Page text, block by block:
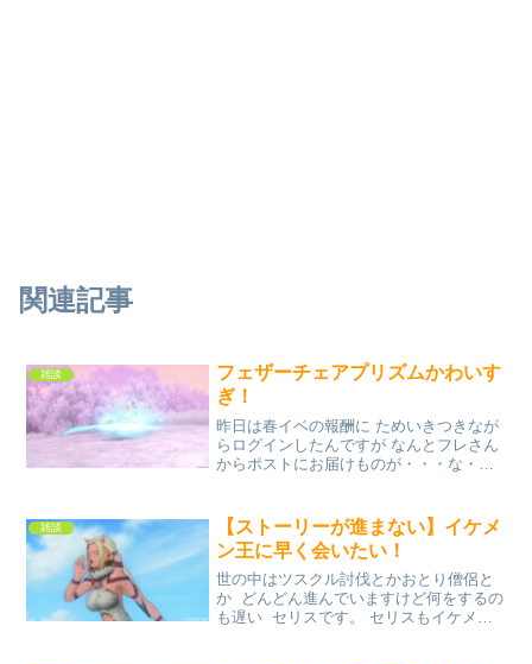
関連記事
雑談
フェザーチェアプリズムかわいす
ぎ！
昨日は春イベの報酬に ためいきつきなが
らログインしたんですが なんとフレさん
からポストにお届けものが・・・な・
してくださりました(´°̥̥̥̥̥̥̥̥ω°̥̥̥̥̥...
雑談
【ストーリーが進まない】イケメ
ン王に早く会いたい！
世の中はツスクル討伐とかおとり僧侶と
か どんどん進んでいますけど何をするの
も遅い セリスです。 セリスもイケメン